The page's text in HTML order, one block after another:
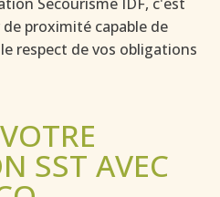
proximité capable de
respect de vos obligations
SST AVEC